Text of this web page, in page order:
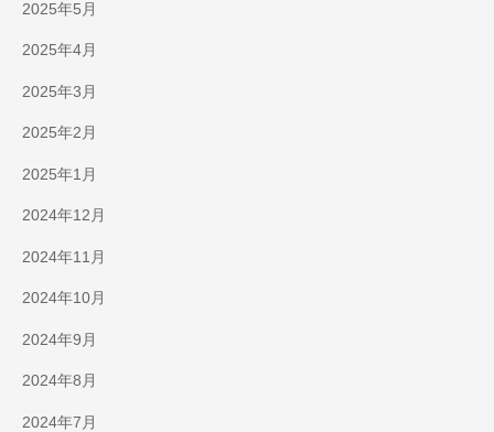
2025年5月
2025年4月
2025年3月
2025年2月
2025年1月
2024年12月
2024年11月
2024年10月
2024年9月
2024年8月
2024年7月